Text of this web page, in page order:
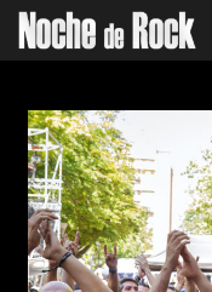
Categorías
Agenda
Foro